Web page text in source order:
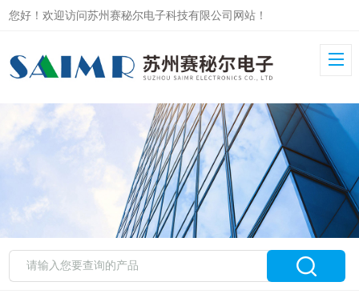
您好！欢迎访问苏州赛秘尔电子科技有限公司网站！